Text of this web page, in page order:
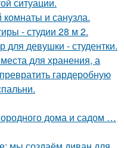
комнаты и санузла.
- студии 28 м 2.
для девушки - студентки.
для хранения, а
гардеробную
дома и садом …